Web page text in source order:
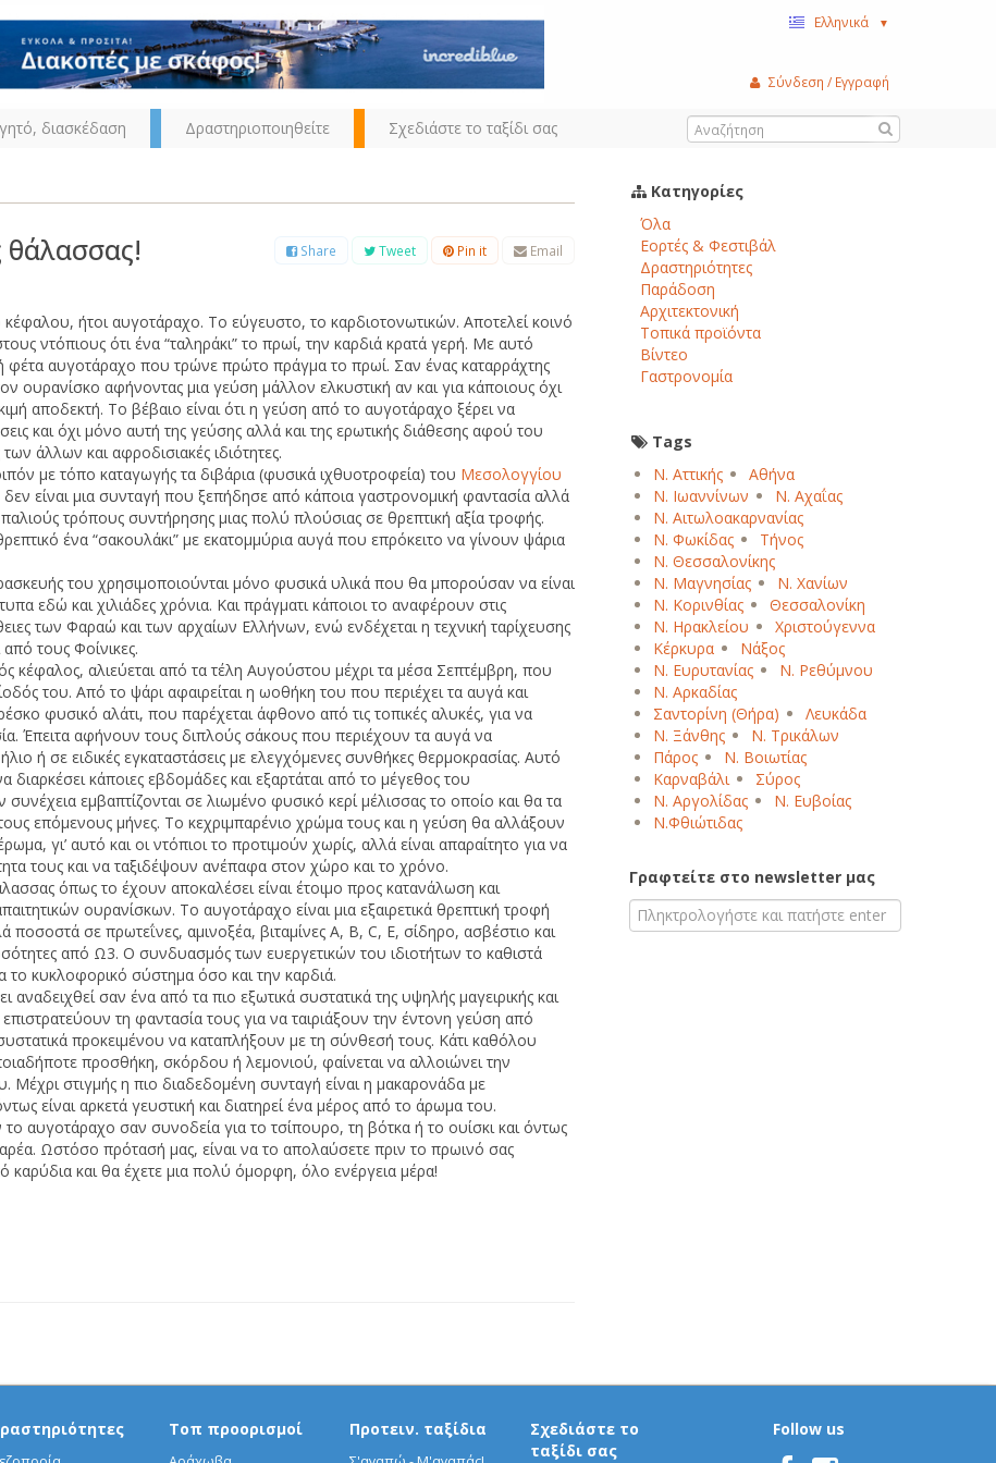
Ελληνικά ▼
διασκέδαση Δραστηριοποιηθείτε Σχεδιάστε το ταξίδι σας
Σύνδεση / Εγγραφή
Α Β Γ Ε Ζ Η Θ Ι Κ
Ν
Ξ Ο Ρ Σ Τ Υ Φ Χ Ψ
Share Tweet Pin it Email
ήτοι αυγοτάραχο. Το εύγευστο, το καρδιοτονωτικών. Αποτελεί κοινό
ντόπιους ότι ένα “ταληράκι” το πρωί, την καρδιά κρατά γερή. Με αυτό
φέτα αυγοτάραχο που τρώνε πρώτο πράγμα το πρωί. Σαν ένας καταρράχτης
ουρανίσκο αφήνοντας μια γεύση μάλλον ελκυστική αν και για κάποιους όχι
αποδεκτή. Το βέβαιο είναι ότι η γεύση από το αυγοτάραχο ξέρει να
και όχι μόνο αυτή της γεύσης αλλά και της ερωτικής διάθεσης αφού του
άλλων και αφροδισιακές ιδιότητες.
με τόπο καταγωγής τα διβάρια (φυσικά ιχθυοτροφεία) του Μεσολογγίου
δεν είναι μια συνταγή που ξεπήδησε από κάποια γαστρονομική φαντασία αλλά
τρόπους συντήρησης μιας πολύ πλούσιας σε θρεπτική αξία τροφής.
ένα “σακουλάκι” με εκατομμύρια αυγά που επρόκειτο να γίνουν ψάρια
του χρησιμοποιούνται μόνο φυσικά υλικά που θα μπορούσαν να είναι
εδώ και χιλιάδες χρόνια. Και πράγματι κάποιοι το αναφέρουν στις
των Φαραώ και των αρχαίων Ελλήνων, ενώ ενδέχεται η τεχνική ταρίχευσης
τους Φοίνικες.
κέφαλος, αλιεύεται από τα τέλη Αυγούστου μέχρι τα μέσα Σεπτέμβρη, που
του. Από το ψάρι αφαιρείται η ωοθήκη του που περιέχει τα αυγά και
φυσικό αλάτι, που παρέχεται άφθονο από τις τοπικές αλυκές, για να
Έπειτα αφήνουν τους διπλούς σάκους που περιέχουν τα αυγά να
ή σε ειδικές εγκαταστάσεις με ελεγχόμενες συνθήκες θερμοκρασίας. Αυτό
διαρκέσει κάποιες εβδομάδες και εξαρτάται από το μέγεθος του
εμβαπτίζονται σε λιωμένο φυσικό κερί μέλισσας το οποίο και θα τα
επόμενους μήνες. Το κεχριμπαρένιο χρώμα τους και η γεύση θα αλλάξουν
γι’ αυτό και οι ντόπιοι το προτιμούν χωρίς, αλλά είναι απαραίτητο για να
τους και να ταξιδέψουν ανέπαφα στον χώρο και το χρόνο.
όπως το έχουν αποκαλέσει είναι έτοιμο προς κατανάλωση και
ουρανίσκων. Το αυγοτάραχο είναι μια εξαιρετικά θρεπτική τροφή
ποσοστά σε πρωτεΐνες, αμινοξέα, βιταμίνες Α, Β, C, Ε, σίδηρο, ασβέστιο και
από Ω3. Ο συνδυασμός των ευεργετικών του ιδιοτήτων το καθιστά
το κυκλοφορικό σύστημα όσο και την καρδιά.
αναδειχθεί σαν ένα από τα πιο εξωτικά συστατικά της υψηλής μαγειρικής και
τη φαντασία τους για να ταιριάξουν την έντονη γεύση από
προκειμένου να καταπλήξουν με τη σύνθεσή τους. Κάτι καθόλου
προσθήκη, σκόρδου ή λεμονιού, φαίνεται να αλλοιώνει την
Μέχρι στιγμής η πιο διαδεδομένη συνταγή είναι η μακαρονάδα με
είναι αρκετά γευστική και διατηρεί ένα μέρος από το άρωμα του.
το αυγοτάραχο σαν συνοδεία για το τσίπουρο, τη βότκα ή το ουίσκι και όντως
Ωστόσο πρότασή μας, είναι να το απολαύσετε πριν το πρωινό σας
και θα έχετε μια πολύ όμορφη, όλο ενέργεια μέρα!
Κατηγορίες
Όλα
Εορτές & Φεστιβάλ
Δραστηριότητες
Παράδοση
Αρχιτεκτονική
Τοπικά προϊόντα
Βίντεο
Γαστρονομία
Tags
Ν. Αττικής
Αθήνα
Ν. Ιωαννίνων
Ν. Αχαΐας
Ν. Αιτωλοακαρνανίας
Ν. Φωκίδας
Τήνος
Ν. Θεσσαλονίκης
Ν. Μαγνησίας
Ν. Χανίων
Ν. Κορινθίας
Θεσσαλονίκη
Ν. Ηρακλείου
Χριστούγεννα
Κέρκυρα
Νάξος
Ν. Ευρυτανίας
Ν. Ρεθύμνου
Ν. Αρκαδίας
Σαντορίνη (Θήρα)
Λευκάδα
Ν. Ξάνθης
Ν. Τρικάλων
Πάρος
Ν. Βοιωτίας
Καρναβάλι
Σύρος
Ν. Αργολίδας
Ν. Ευβοίας
Ν.Φθιώτιδας
Γραφτείτε στο newsletter μας
Τοπ προορισμοί Προτειν. ταξίδια
Σχεδιάστε το
ταξίδι σας
Follow us